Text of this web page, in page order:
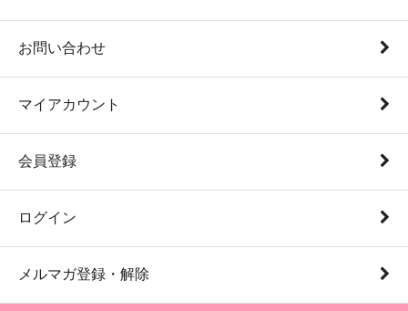
お問い合わせ
マイアカウント
会員登録
ログイン
メルマガ登録・解除